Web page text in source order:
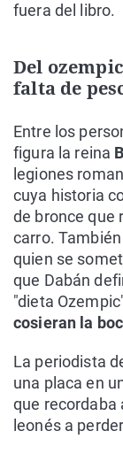
fuera del libro.
Del
falta de
Entre los
figura la reina
legiones
cuya historia
de bronce que
carro.
quien se
que Dabán
"dieta
cosieran la
La periodista
una placa en
que recordaba
leonés a